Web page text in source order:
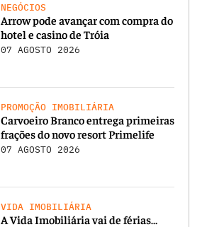
NEGÓCIOS
Arrow pode avançar com compra do
hotel e casino de Tróia
07 AGOSTO 2026
PROMOÇÃO IMOBILIÁRIA
Carvoeiro Branco entrega primeiras
frações do novo resort Primelife
07 AGOSTO 2026
VIDA IMOBILIÁRIA
A Vida Imobiliária vai de férias…